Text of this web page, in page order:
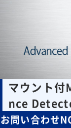
マウント
nce
お問い合わせ